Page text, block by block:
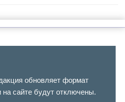
обновляет формат
сайте будут отключены.